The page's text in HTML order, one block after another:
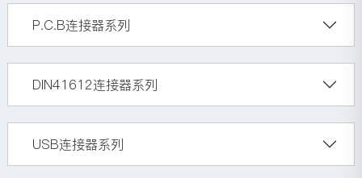
P.C.B连接器系列
DIN41612连接器系列
USB连接器系列